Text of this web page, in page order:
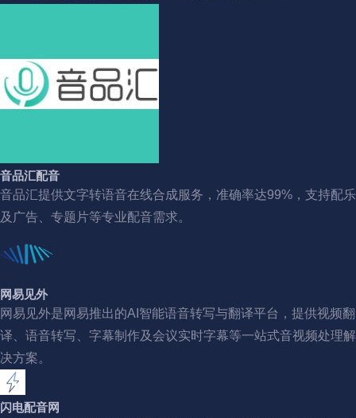
音品汇配音
音品汇提供文字转语音在线合成服务，准确率达99%，支持配乐
及广告、专题片等专业配音需求。
网易见外
网易见外是网易推出的AI智能语音转写与翻译平台，提供视频翻
译、语音转写、字幕制作及会议实时字幕等一站式音视频处理解
决方案。
闪电配音网